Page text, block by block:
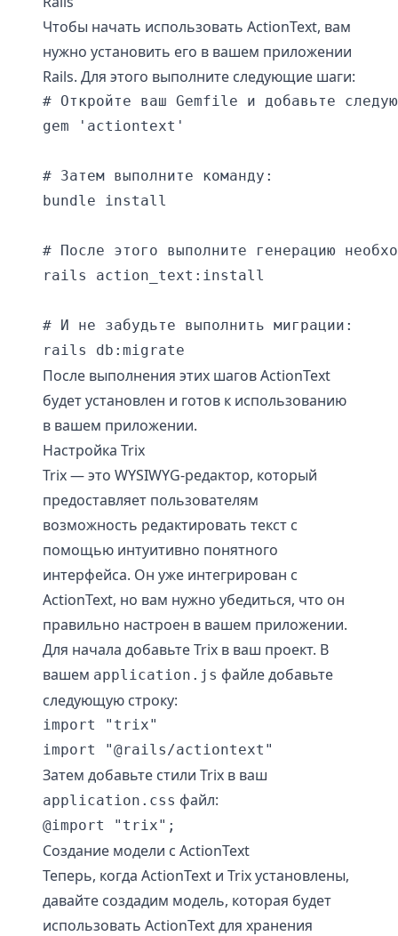
Чтобы начать использовать ActionText, вам
нужно установить его в вашем приложении
Rails. Для этого выполните следующие шаги:
# Откройте ваш Gemfile и добавьте
gem 'actiontext'
# Затем выполните команду:
bundle install
# После этого выполните генерацию
rails action_text:install
# И не забудьте выполнить миграции:
После выполнения этих шагов ActionText
будет установлен и готов к использованию
в вашем приложении.
Настройка Trix
Trix — это WYSIWYG-редактор, который
предоставляет пользователям
возможность редактировать текст с
помощью интуитивно понятного
интерфейса. Он уже интегрирован с
ActionText, но вам нужно убедиться, что он
правильно настроен в вашем приложении.
Для начала добавьте Trix в ваш проект. В
вашем application.js файле добавьте
следующую строку:
import "trix"
Затем добавьте стили Trix в ваш
application.css файл:
Создание модели с ActionText
Теперь, когда ActionText и Trix установлены,
давайте создадим модель, которая будет
использовать ActionText для хранения